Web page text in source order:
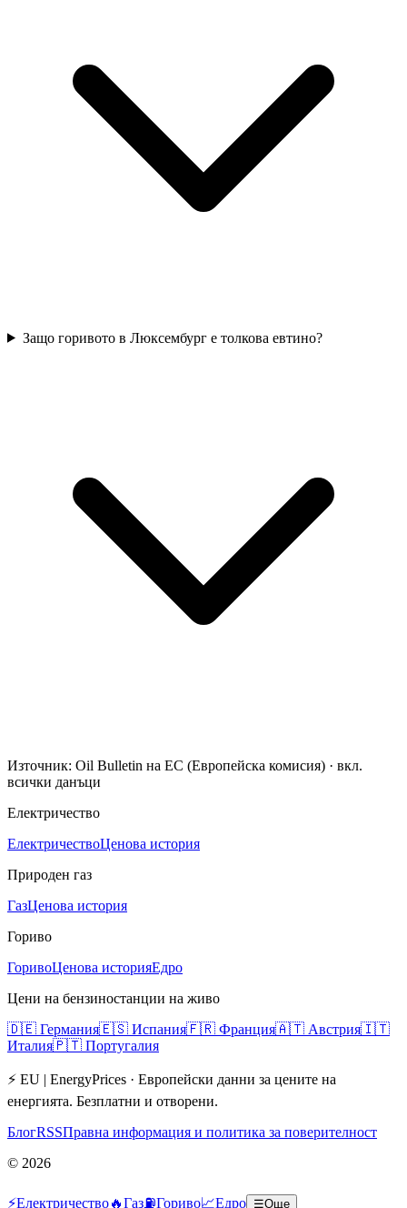
Защо горивото в Люксембург е толкова евтино?
Източник: Oil Bulletin на ЕС (Европейска комисия) · вкл.
всички данъци
Електричество
ЕлектричествоЦенова история
Природен газ
ГазЦенова история
Гориво
ГоривоЦенова историяЕдро
Цени на бензиностанции на живо
🇩🇪 Германия🇪🇸 Испания🇫🇷 Франция🇦🇹 Австрия🇮🇹
Италия🇵🇹 Португалия
⚡ EU | EnergyPrices · Европейски данни за цените на
енергията. Безплатни и отворени.
БлогRSSПравна информация и политика за поверителност
© 2026
⚡Електричество🔥Газ⛽Гориво📈Едро ☰Още